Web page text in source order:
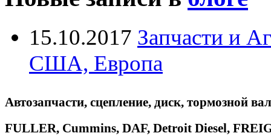
15.10.2017 Запчасти и
США, Европа
Автозапчасти, сцепление, диск, тормозной
FULLER, Cummins, DAF, Detroit Diesel,